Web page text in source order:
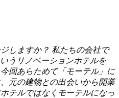
しますか？ 私たちの会社で
うリノベーションホテルを
回あらためて「モーテル」に
元の建物との出会いから開業
テルではなくモーテルになっ